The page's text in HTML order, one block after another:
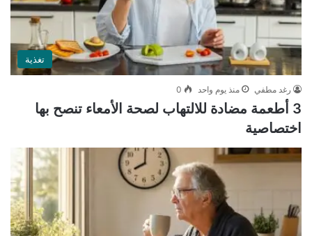
تغذية
رغد مطفي منذ يوم واحد 0
3 أطعمة مضادة للالتهاب لصحة الأمعاء تنصح بها
اختصاصية